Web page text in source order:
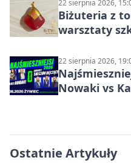
22 sierpnia 2026,
Biżuteria z
warsztaty
22 sierpnia 2026,
Nowaki vs
Ostatnie Artykuły